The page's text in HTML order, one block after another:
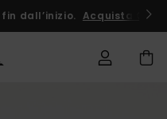
dall’inizio. Acquista Ora